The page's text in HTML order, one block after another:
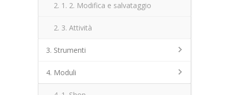
2. 1. 2. Modifica e salvataggio
2. 3. Attività
3. Strumenti
4. Moduli